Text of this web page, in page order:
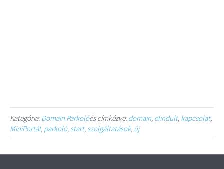
Kategória:Domain Parkolóés címkézve:domain, elindult, kapcsolat,
MiniPortál, parkoló, start, szolgáltatások, új